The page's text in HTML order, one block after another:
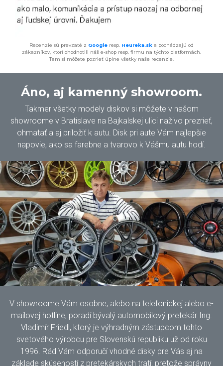
Recenzie sú prevzaté z Google resp. Heureka.sk a pochádzajú od
zákazníkov, ktorí ohodnotili náš e-shop resp. firmu na týchto platformách.
Tam si môžete pozrieť úplne všetky naše recenzie.
Áno, aj kamenný showroom.
Takmer všetky modely diskov si môžete v našom
showroome v Bratislave na Bajkalskej ulici naživo prezrieť,
ohmatať a aj priložiť k autu. Disk pri aute Vám najlepšie
napovie, ako sa farebne a tvarovo k Vášmu autu hodí.
V showroome Vám osobne, alebo na telefonickej alebo e-
mailovej hotline, poradí bývalý automobilový pretekár Ing.
Vladimír Friedl, ktorý je výhradným zástupcom tohto
svetového výrobcu pre Slovenskú republiku už od roku
1996. Rád Vám odporučí vhodné disky pre Vás aj na
základe skúseností z pretekárskych tratí, pretože správny